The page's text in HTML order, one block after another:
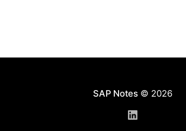
SAP Notes© 2026